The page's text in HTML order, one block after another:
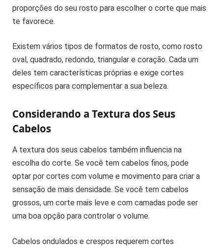
proporções do seu rosto para escolher o corte que mais
te favorece.
Existem vários tipos de formatos de rosto, como rosto
oval, quadrado, redondo, triangular e coração. Cada um
deles tem características próprias e exige cortes
específicos para complementar a sua beleza.
Considerando a Textura dos Seus
Cabelos
A textura dos seus cabelos também influencia na
escolha do corte. Se você tem cabelos finos, pode
optar por cortes com volume e movimento para criar a
sensação de mais densidade. Se você tem cabelos
grossos, um corte mais leve e com camadas pode ser
uma boa opção para controlar o volume.
Cabelos ondulados e crespos requerem cortes